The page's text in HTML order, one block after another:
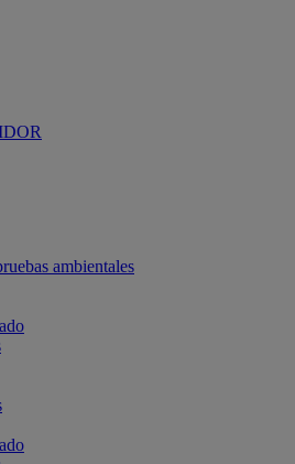
ambientales